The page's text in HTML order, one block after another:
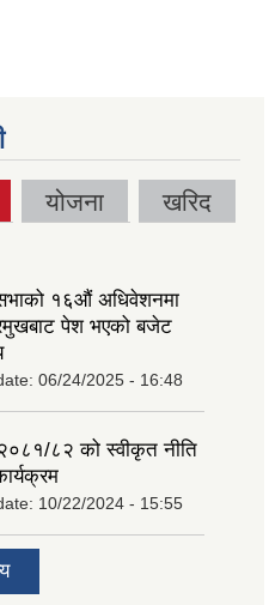
योजना खरिद
१६‍औं अधिवेशनमा
पेश भएको बजेट
06/24/2025 - 16:48
८२ को स्वीकृत नीति
10/22/2024 - 15:55